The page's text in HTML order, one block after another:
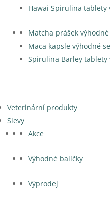
Hawai Spirulina tablety
Matcha prášek
Maca kapsle výhodné
Spirulina Barley tablety
Veterinární produkty
Slevy
Akce
Výhodné balíčky
Výprodej